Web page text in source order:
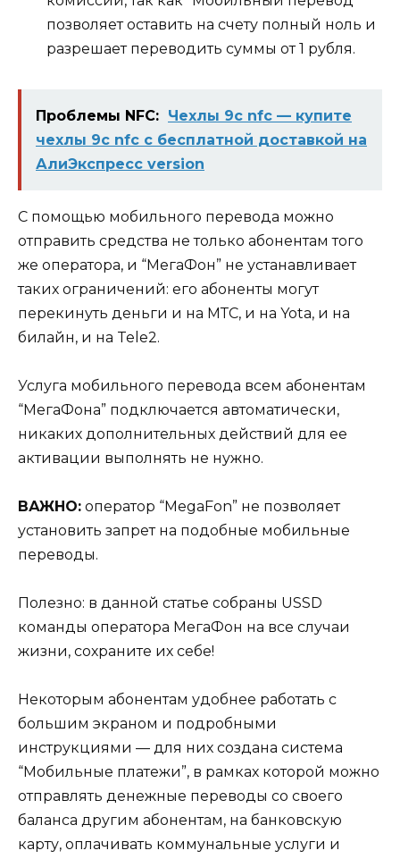
позволяет оставить на счету полный ноль и
разрешает переводить суммы от 1 рубля.
Проблемы NFC: Чехлы 9c nfc — купите
чехлы 9c nfc с бесплатной доставкой на
АлиЭкспресс version
С помощью мобильного перевода можно
отправить средства не только абонентам того
же оператора, и “МегаФон” не устанавливает
таких ограничений: его абоненты могут
перекинуть деньги и на МТС, и на Yota, и на
билайн, и на Tele2.
Услуга мобильного перевода всем абонентам
“МегаФона” подключается автоматически,
никаких дополнительных действий для ее
активации выполнять не нужно.
ВАЖНО: оператор “MegaFon” не позволяет
установить запрет на подобные мобильные
переводы.
Полезно: в данной статье собраны USSD
команды оператора МегаФон на все случаи
жизни, сохраните их себе!
Некоторым абонентам удобнее работать с
большим экраном и подробными
инструкциями — для них создана система
“Мобильные платежи”, в рамках которой можно
отправлять денежные переводы со своего
баланса другим абонентам, на банковскую
карту, оплачивать коммунальные услуги и